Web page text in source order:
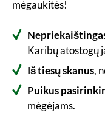
mėgaukitės!
Karibų atostogų
Iš tiesų skanus,
Puikus
mėgėjams.